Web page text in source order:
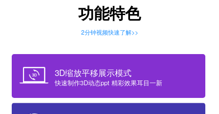
功能特色
2分钟视频快速了解>>
3D缩放平移展示模式
快速制作3D动态ppt 精彩效果耳目一新